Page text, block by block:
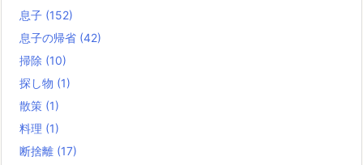
息子 (152)
息子の帰省 (42)
掃除 (10)
探し物 (1)
散策 (1)
料理 (1)
断捨離 (17)